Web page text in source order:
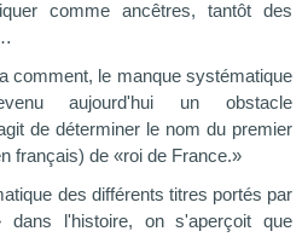
comme ancêtres, tantôt des
comment, le manque systématique
aujourd'hui un obstacle
de déterminer le nom du premier
français) de «roi de France.»
des différents titres portés par
dans l'histoire, on s'aperçoit que